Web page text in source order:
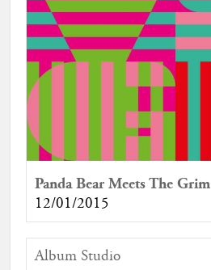
Panda Bear Meets The
12/01/2015
Album Studio